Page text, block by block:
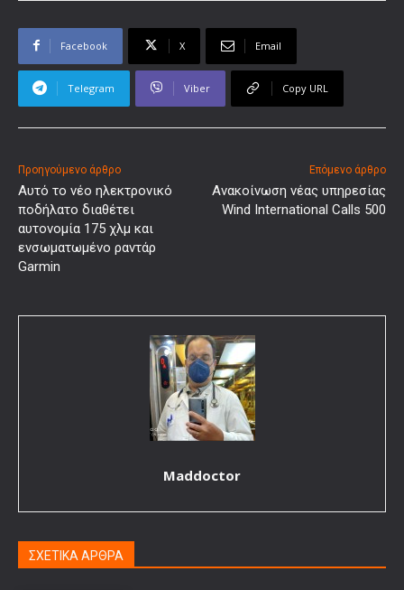
Facebook X Email
Telegram Viber Copy URL
Προηγούμενο άρθρο
Αυτό το νέο ηλεκτρονικό
ποδήλατο διαθέτει
αυτονομία 175 χλμ και
ενσωματωμένο ραντάρ
Garmin
Επόμενο άρθρο
Ανακοίνωση νέας υπηρεσίας
Wind International Calls 500
Maddoctor
ΣΧΕΤΙΚΑ ΑΡΘΡΑ